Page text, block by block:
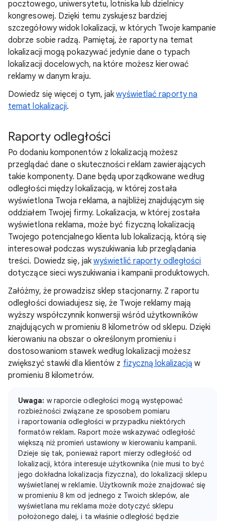
pocztowego, uniwersytetu, lotniska lub dzielnicy
kongresowej. Dzięki temu zyskujesz bardziej
szczegółowy widok lokalizacji, w których Twoje kampanie
dobrze sobie radzą. Pamiętaj, że raporty na temat
lokalizacji mogą pokazywać jedynie dane o typach
lokalizacji docelowych, na które możesz kierować
reklamy w danym kraju.
Dowiedz się więcej o tym, jakwyświetlać raporty na
temat lokalizacji.
Raporty odległości
Po dodaniu komponentów z lokalizacją możesz
przeglądać dane o skuteczności reklam zawierających
takie komponenty. Dane będą uporządkowane według
odległości między lokalizacją, w której została
wyświetlona Twoja reklama, a najbliżej znajdującym się
oddziałem Twojej firmy. Lokalizacja, w której została
wyświetlona reklama, może być fizyczną lokalizacją
Twojego potencjalnego klienta lub lokalizacją, którą się
interesował podczas wyszukiwania lub przeglądania
treści. Dowiedz się, jakwyświetlić raporty odległości
dotyczące sieci wyszukiwania i kampanii produktowych.
Załóżmy, że prowadzisz sklep stacjonarny. Z raportu
odległości dowiadujesz się, że Twoje reklamy mają
wyższy współczynnik konwersji wśród użytkowników
znajdujących w promieniu 8 kilometrów od sklepu. Dzięki
kierowaniu na obszar o określonym promieniu i
dostosowaniom stawek według lokalizacji możesz
zwiększyć stawki dla klientów z fizyczną lokalizacją w
promieniu 8 kilometrów.
Uwaga: w raporcie odległości mogą występować
rozbieżności związane ze sposobem pomiaru
i raportowania odległości w przypadku niektórych
formatów reklam. Raport może wskazywać odległość
większą niż promień ustawiony w kierowaniu kampanii.
Dzieje się tak, ponieważ raport mierzy odległość od
lokalizacji, która interesuje użytkownika (nie musi to być
jego dokładna lokalizacja fizyczna), do lokalizacji sklepu
wyświetlanej w reklamie. Użytkownik może znajdować się
w promieniu 8 km od jednego z Twoich sklepów, ale
wyświetlana mu reklama może dotyczyć sklepu
położonego dalej, i ta właśnie odległość będzie